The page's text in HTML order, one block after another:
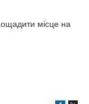
місце на